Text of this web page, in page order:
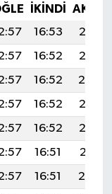
İKINDI
16:53
20:15
16:52
20:15
16:52
20:14
16:52
20:13
16:52
20:12
16:51
20:11
16:51
20:10